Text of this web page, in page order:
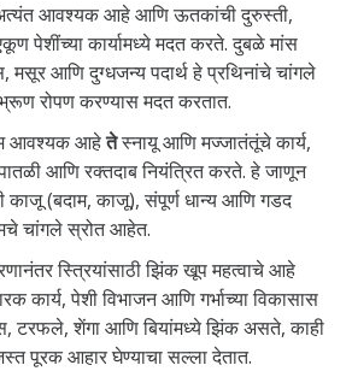
आवश्यक आहे आणि ऊतकांची दुरुस्ती,
पेशींच्या कार्यामध्ये मदत करते. दुबळे मांस
मसूर आणि दुग्धजन्य पदार्थ हे प्रथिनांचे चांगले
रोपण करण्यास मदत करतात.
आवश्यक आहेतेस्नायू आणि मज्जातंतूंचे कार्य,
आणि रक्तदाब नियंत्रित करते. हे जाणून
काजू (बदाम, काजू), संपूर्ण धान्य आणि गडद
चांगले स्रोत आहेत.
स्त्रियांसाठी झिंक खूप महत्वाचे आहे
कार्य, पेशी विभाजन आणि गर्भाच्या विकासास
टरफले, शेंगा आणि बियांमध्ये झिंक असते, काही
पूरक आहार घेण्याचा सल्ला देतात.